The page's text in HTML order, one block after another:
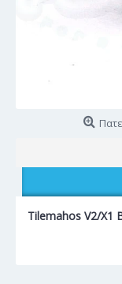
Tilemahos V2/X1